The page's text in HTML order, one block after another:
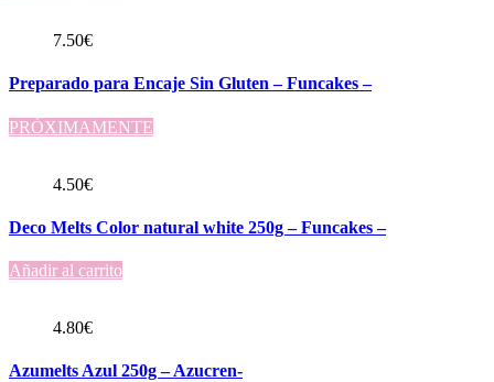
7.50€
Preparado para Encaje Sin Gluten – Funcakes –
PRÓXIMAMENTE
4.50€
Deco Melts Color natural white 250g – Funcakes –
Añadir al carrito
4.80€
Azumelts Azul 250g – Azucren-